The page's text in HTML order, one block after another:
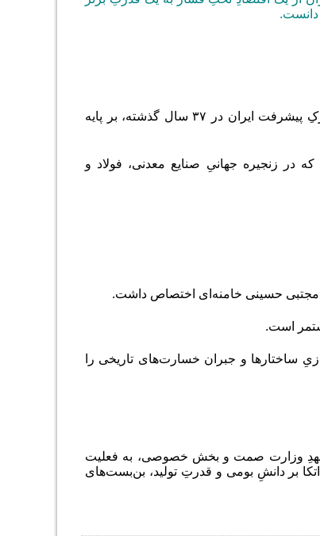
دانست.
وزیر صمت با اشاره به شرایط بحرانی سال ۱۳۶۸ تاکید کرد که موتور محرکِ پیشرفت ایران در ۳۷ سال گذشته، بر پایه
در زنجیره جهانیِ صنایع معدنی، فولاد و
حسینی خامنه‌ای اختصاص داشت.
است.
ساختار‌ها و جبران خسارت‌های تاریخی را
تعهدِ وزارت صمت و بخش خصوصی، به فعلیت
بر دانشِ بومی و قدرتِ تولید، بن‌بست‌های